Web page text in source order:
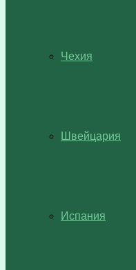
Чехия
Швейцария
Испания